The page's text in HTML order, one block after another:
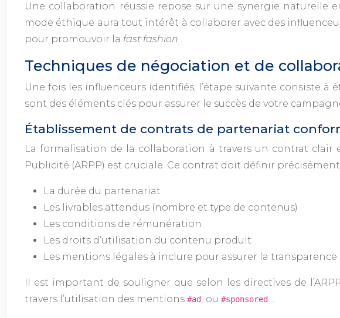
Une collaboration réussie repose sur une synergie naturelle
mode éthique aura tout intérêt à collaborer avec des
pour promouvoir la fast fashion .
Techniques de négociation et de
Une fois les influenceurs identifiés, l’étape suivante consiste
sont des éléments clés pour assurer le succès de votre
Établissement de contrats de partenariat
La formalisation de la collaboration à travers un contrat clair
Publicité (ARPP) est cruciale. Ce contrat doit définir
La durée du partenariat
Les livrables attendus (nombre et type de contenus)
Les conditions de rémunération
Les droits d’utilisation du contenu produit
Les mentions légales à inclure pour assurer la transparence
Il est important de souligner que selon les directives de
travers l’utilisation des mentions #ad ou #sponsored .